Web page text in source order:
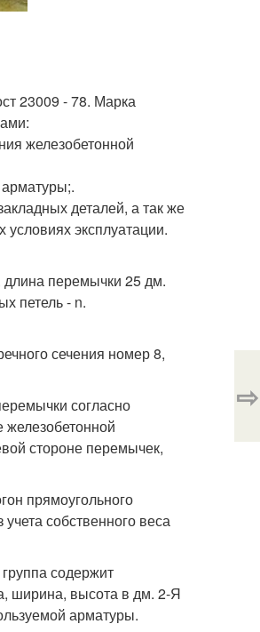
23009 - 78. Марка
железобетонной
деталей, а так же
эксплуатации.
перемычки 25 дм.
петель - n.
сечения номер 8,
согласно
железобетонной
стороне перемычек,
прямоугольного
собственного веса
содержит
ширина, высота в дм. 2-Я
арматуры.
⇨